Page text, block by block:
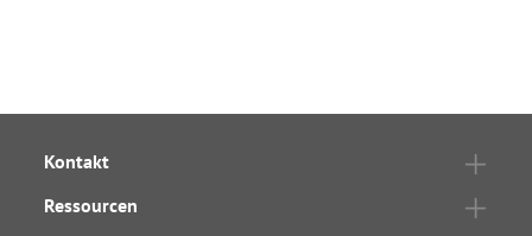
Kontakt
Ressourcen